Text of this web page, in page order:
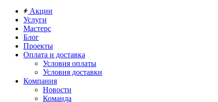
Акции
Услуги
Мастерс
Блог
Проекты
Оплата и доставка
Условия оплаты
Условия доставки
Компания
Новости
Команда